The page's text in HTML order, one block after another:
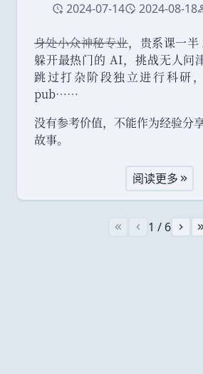
创建于
2024-07-14修改于
2024-08-18
身处小众神秘专业， 贵系课一半
躲开最热门的 AI， 挑战无人问
跳过打杂阶段独立进行科研，
pub……
没有参考价值， 不能作为经验分
故事。
阅读更多
1 / 6
第 1 页，